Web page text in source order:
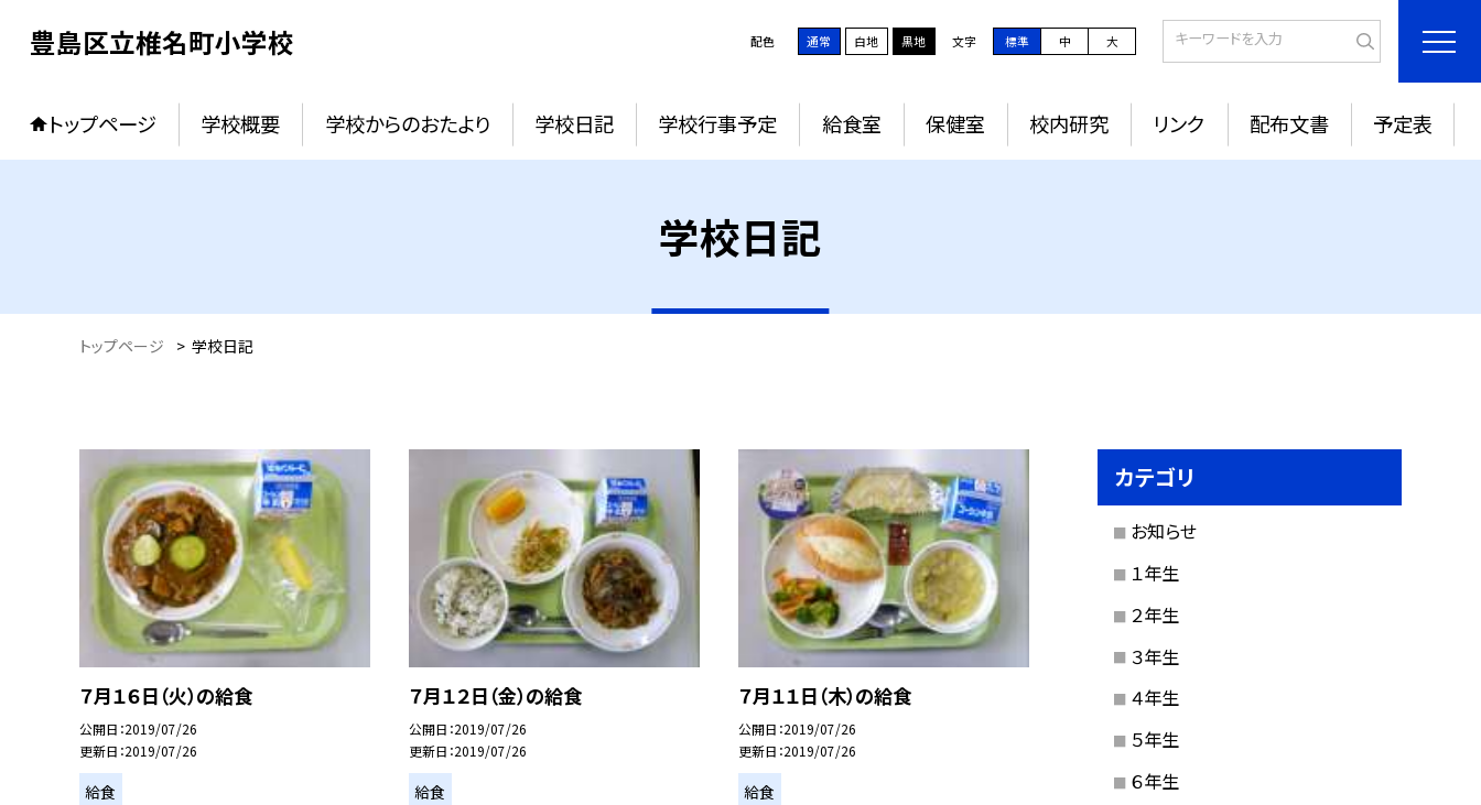
豊島区立椎名町小学校 配色 通常 白地 黒地 文字 標準 中 大
トップページ 学校概要 学校からのおたより 学校日記 学校行事予定 給食室 保健室 校内研究 リンク 配布文書 予定表
学校日記
トップページ > 学校日記
７月１６日（火）の給食
公開日 2019/07/26
更新日 2019/07/26
給食
７月１２日（金）の給食
公開日 2019/07/26
更新日 2019/07/26
給食
７月１１日（木）の給食
公開日 2019/07/26
更新日 2019/07/26
給食
カテゴリ
お知らせ
１年生
２年生
３年生
４年生
５年生
６年生